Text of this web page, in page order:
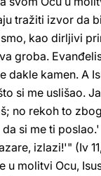
tražiti izvor da
kao dirljivi
groba.
dakle kamen. A
si me uslišao.
no rekoh to
si me ti
izlazi!'" (Iv
u molitvi Ocu,